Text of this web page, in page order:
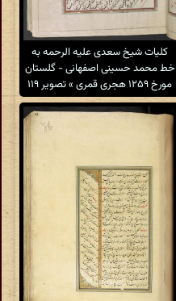
کلیات شیخ سعدی علیه الرحمه به
خط محمد حسینی اصفهانی - گلستان
مورخ ۱۲۵۹ هجری قمری » تصویر ۱۱۹